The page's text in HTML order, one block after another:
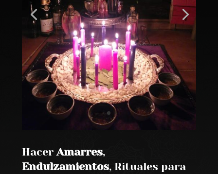
Hacer Amarres,
Endulzamientos, Rituales para